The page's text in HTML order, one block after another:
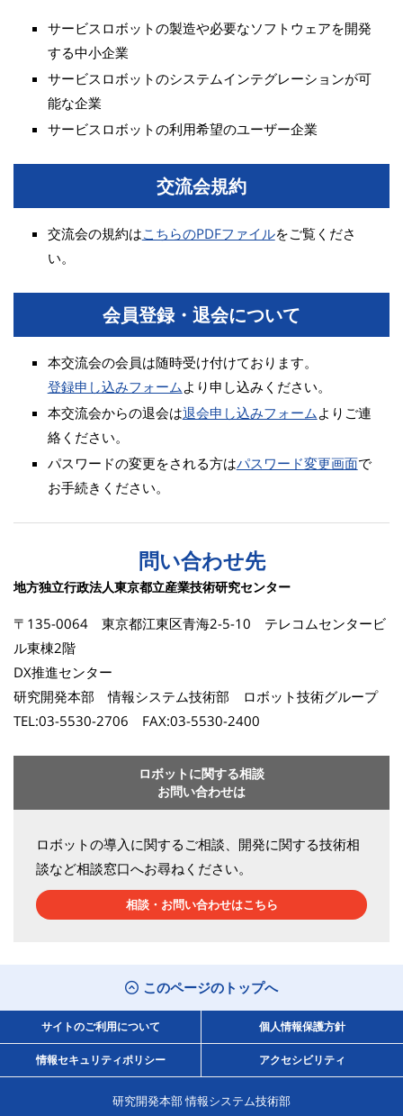
サービスロボットの製造や必要なソフトウェアを開発
する中小企業
サービスロボットのシステムインテグレーションが可
能な企業
サービスロボットの利用希望のユーザー企業
交流会規約
交流会の規約はこちらのPDFファイルをご覧くださ
い。
会員登録・退会について
本交流会の会員は随時受け付けております。
登録申し込みフォームより申し込みください。
本交流会からの退会は退会申し込みフォームよりご連
絡ください。
パスワードの変更をされる方はパスワード変更画面で
お手続きください。
問い合わせ先
地方独立行政法人東京都立産業技術研究センター
〒135-0064 東京都江東区青海2-5-10 テレコムセンタービ
ル東棟2階
DX推進センター
研究開発本部 情報システム技術部 ロボット技術グループ
TEL:03-5530-2706 FAX:03-5530-2400
ロボットに関する相談
お問い合わせは
ロボットの導入に関するご相談、開発に関する技術相
談など相談窓口へお尋ねください。
相談・お問い合わせはこちら
このページのトップへ
サイトのご利用について 個人情報保護方針
情報セキュリティポリシー アクセシビリティ
研究開発本部 情報システム技術部